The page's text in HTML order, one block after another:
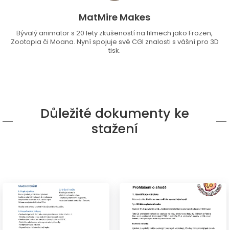
MatMire Makes
Bývalý animator s 20 lety zkušeností na filmech jako Frozen,
Zootopia či Moana. Nyní spojuje své CGI znalosti s vášní pro 3D
tisk.
Důležité dokumenty ke
stažení